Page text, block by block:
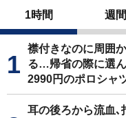
1時間 週間
襟付きなのに周囲
る…帰省の際に選
2990円のポロシャ
耳の後ろから流血､